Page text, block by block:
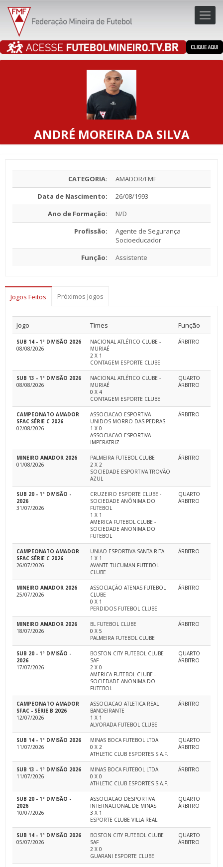
ANDRÉ MOREIRA DA SILVA
CATEGORIA:
AMADOR/FMF
Data de Nascimento:
26/08/1993
Ano de Formação:
N/D
Profissão:
Agente de Segurança
Socioeducador
Função:
Assistente
Jogos Feitos Próximos Jogos
Jogo Times Função
SUB 14 - 1ª DIVISÃO 2026
08/08/2026
NACIONAL ATLÉTICO CLUBE -
MURIAÉ
2 X 1
CONTAGEM ESPORTE CLUBE
ÁRBITRO
SUB 13 - 1ª DIVISÃO 2026
08/08/2026
NACIONAL ATLÉTICO CLUBE -
MURIAÉ
0 X 4
CONTAGEM ESPORTE CLUBE
QUARTO
ÁRBITRO
CAMPEONATO AMADOR
SFAC SÉRIE C 2026
02/08/2026
ASSOCIACAO ESPORTIVA
UNIDOS MORRO DAS PEDRAS
1 X 0
ASSOCIACAO ESPORTIVA
IMPERATRIZ
ÁRBITRO
MINEIRO AMADOR 2026
01/08/2026
PALMEIRA FUTEBOL CLUBE
2 X 2
SOCIEDADE ESPORTIVA TROVÃO
AZUL
ÁRBITRO
SUB 20 - 1ª DIVISÃO -
2026
31/07/2026
CRUZEIRO ESPORTE CLUBE -
SOCIEDADE ANÔNIMA DO
FUTEBOL
1 X 1
AMERICA FUTEBOL CLUBE -
SOCIEDADE ANONIMA DO
FUTEBOL
QUARTO
ÁRBITRO
CAMPEONATO AMADOR
SFAC SÉRIE C 2026
26/07/2026
UNIAO ESPORTIVA SANTA RITA
1 X 1
AVANTE TUCUMAN FUTEBOL
CLUBE
ÁRBITRO
MINEIRO AMADOR 2026
25/07/2026
ASSOCIAÇÃO ATENAS FUTEBOL
CLUBE
0 X 1
PERDIDOS FUTEBOL CLUBE
ÁRBITRO
MINEIRO AMADOR 2026
18/07/2026
BL FUTEBOL CLUBE
0 X 5
PALMEIRA FUTEBOL CLUBE
ÁRBITRO
SUB 20 - 1ª DIVISÃO -
2026
17/07/2026
BOSTON CITY FUTEBOL CLUBE
SAF
2 X 0
AMERICA FUTEBOL CLUBE -
SOCIEDADE ANONIMA DO
FUTEBOL
QUARTO
ÁRBITRO
CAMPEONATO AMADOR
SFAC - SÉRIE B 2026
12/07/2026
ASSOCIACAO ATLETICA REAL
BANDEIRANTE
1 X 1
ALVORADA FUTEBOL CLUBE
ÁRBITRO
SUB 14 - 1ª DIVISÃO 2026
11/07/2026
MINAS BOCA FUTEBOL LTDA
0 X 2
ATHLETIC CLUB ESPORTES S.A.F.
QUARTO
ÁRBITRO
SUB 13 - 1ª DIVISÃO 2026
11/07/2026
MINAS BOCA FUTEBOL LTDA
0 X 0
ATHLETIC CLUB ESPORTES S.A.F.
ÁRBITRO
SUB 20 - 1ª DIVISÃO -
2026
10/07/2026
ASSOCIACAO DESPORTIVA
INTERNACIONAL DE MINAS
3 X 1
ESPORTE CLUBE VILLA REAL
QUARTO
ÁRBITRO
SUB 14 - 1ª DIVISÃO 2026
05/07/2026
BOSTON CITY FUTEBOL CLUBE
SAF
2 X 0
GUARANI ESPORTE CLUBE
QUARTO
ÁRBITRO